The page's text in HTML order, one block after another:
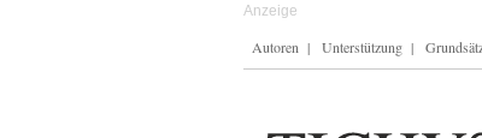
Autoren Unterstützung